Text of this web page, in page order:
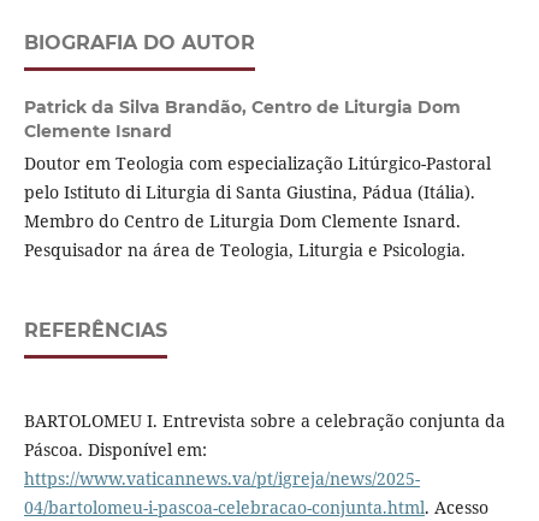
BIOGRAFIA DO AUTOR
Patrick da Silva Brandão, Centro de Liturgia Dom
Clemente Isnard
Doutor em Teologia com especialização Litúrgico-Pastoral
pelo Istituto di Liturgia di Santa Giustina, Pádua (Itália).
Membro do Centro de Liturgia Dom Clemente Isnard.
Pesquisador na área de Teologia, Liturgia e Psicologia.
REFERÊNCIAS
BARTOLOMEU I. Entrevista sobre a celebração conjunta da
Páscoa. Disponível em:
https://www.vaticannews.va/pt/igreja/news/2025-
04/bartolomeu-i-pascoa-celebracao-conjunta.html. Acesso